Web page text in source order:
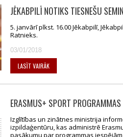
JĒKABPILĪ NOTIKS TIESNEŠU
5. janvārī plkst. 16.00 Jēkabpilī,
Ratnieks.
03/01/2018
LASĪT VAIRĀK
ERASMUS+ SPORT
Izglītības un zinātnes ministrija
izpildaģentūru, kas administrē
pasākumu par programmas